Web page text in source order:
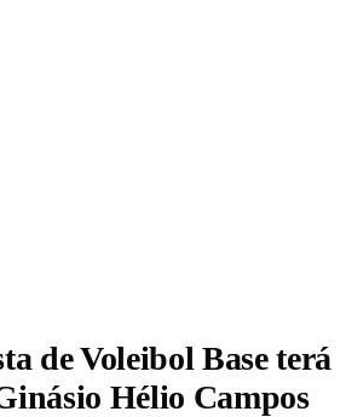
de Voleibol Base terá
Hélio Campos